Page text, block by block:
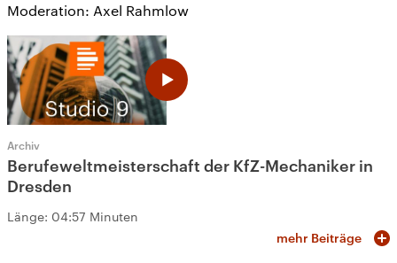
Moderation: Axel Rahmlow
Archiv
Berufeweltmeisterschaft der KfZ-Mechaniker in
Dresden
Länge: 04:57 Minuten
mehr Beiträge